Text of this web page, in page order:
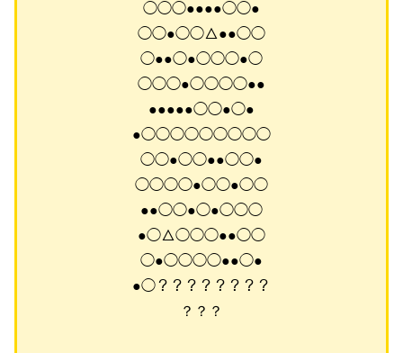
◯◯◯●●●●◯◯●
◯◯●◯◯△●●◯◯
◯●●◯●◯◯◯●◯
◯◯◯●◯◯◯◯●●
●●●●●◯◯●◯●
●◯◯◯◯◯◯◯◯◯
◯◯●◯◯●●◯◯●
◯◯◯◯●◯◯●◯◯
●●◯◯●◯●◯◯◯
●◯△◯◯◯●●◯◯
◯●◯◯◯◯●●◯●
●◯？？？？？？？？
？？？